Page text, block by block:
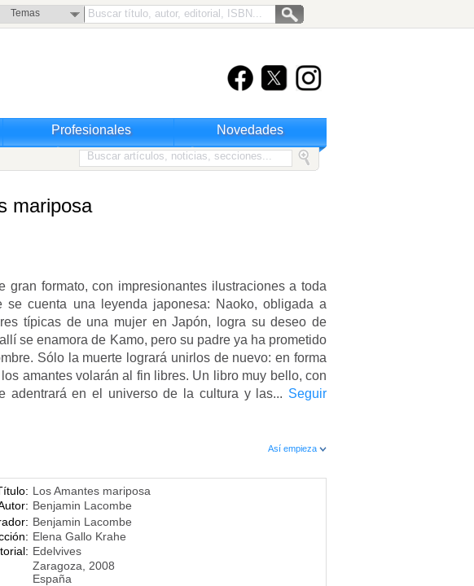
Temas
Profesionales Novedades
mariposa
gran formato, con impresionantes ilustraciones a toda
se cuenta una leyenda japonesa: Naoko, obligada a
típicas de una mujer en Japón, logra su deseo de
se enamora de Kamo, pero su padre ya ha prometido
Sólo la muerte logrará unirlos de nuevo: en forma
amantes volarán al fin libres. Un libro muy bello, con
adentrará en el universo de la cultura y las... Seguir
Así empieza
Los Amantes mariposa
Benjamin Lacombe
Benjamin Lacombe
Elena Gallo Krahe
Edelvives
Zaragoza, 2008
España